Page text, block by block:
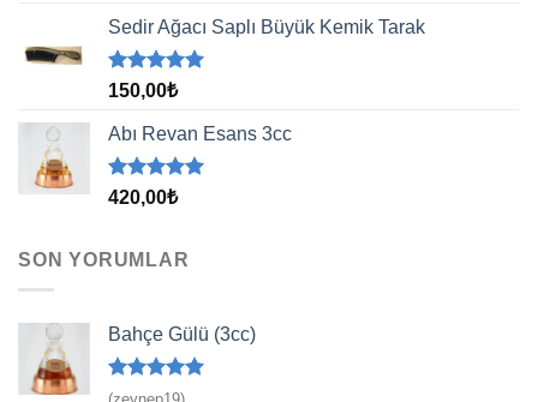
aldı
Sedir Ağacı Saplı Büyük Kemik Tarak
5 üzerinden
aldı
150,00₺
Abı Revan Esans 3cc
5 üzerinden
420,00₺
SON YORUMLAR
Bahçe Gülü (3cc)
5 üzerinden